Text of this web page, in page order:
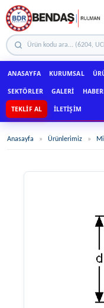
ANASAYFA KURUMSAL
SEKTÖRLER GALERI
TEKLIF AL İLETIŞIM
Anasayfa » Ürünlerimiz »